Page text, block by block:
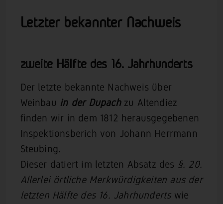
Letzter bekannter Nachweis
zweite Hälfte des 16. Jahrhunderts
Der letzte bekannte Nachweis über
Weinbau in der Dupachzu Altendiez
finden wir in dem 1812 herausgegebenen
Inspektionsberich von Johann Herrmann
Steubing.
Dieser datiert im letzten Absatz des §. 20.
Allerlei örtliche Merkwürdigkeiten aus der
letzten Hälfte des 16. Jahrhundertswie